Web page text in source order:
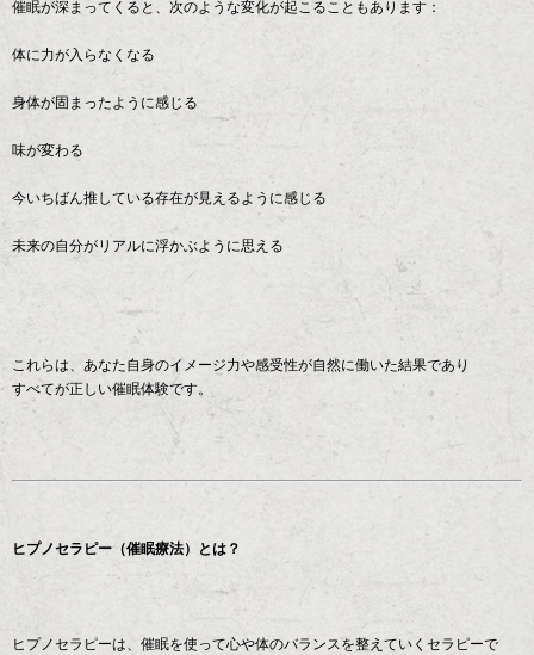
催眠が深まってくると、次のような変化が起こることもあります：
体に力が入らなくなる
身体が固まったように感じる
味が変わる
今いちばん推している存在が見えるように感じる
未来の自分がリアルに浮かぶように思える
これらは、あなた自身のイメージ力や感受性が自然に働いた結果であり
すべてが正しい催眠体験です。
ヒプノセラピー（催眠療法）とは？
ヒプノセラピーは、催眠を使って心や体のバランスを整えていくセラピーで